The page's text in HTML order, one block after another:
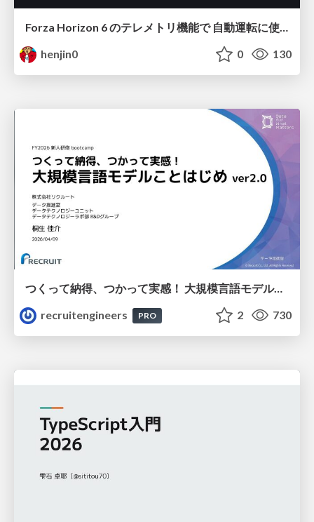
henjin0
0 130
つくって納得、つかって実感！ 大規模言語モデルことはじめ ver2.0
recruitengineers
PRO 2 730